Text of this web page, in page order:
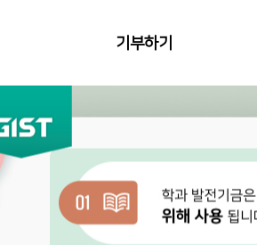
기부하기
온라인 기부
온라인 약정
내게 맞는 기금